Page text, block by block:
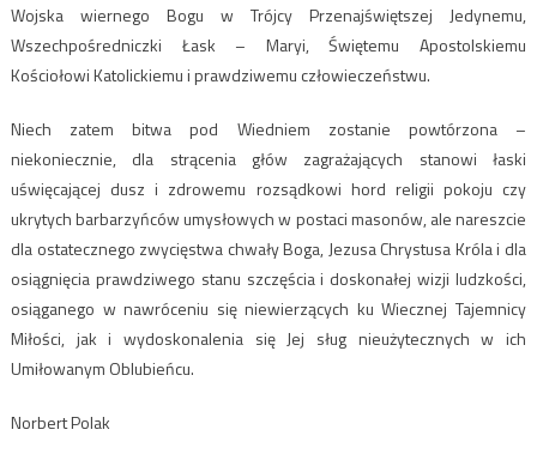
Wojska wiernego Bogu w Trójcy Przenajświętszej Jedynemu,
Wszechpośredniczki Łask – Maryi, Świętemu Apostolskiemu
Kościołowi Katolickiemu i prawdziwemu człowieczeństwu.
Niech zatem bitwa pod Wiedniem zostanie powtórzona –
niekoniecznie, dla strącenia głów zagrażających stanowi łaski
uświęcającej dusz i zdrowemu rozsądkowi hord religii pokoju czy
ukrytych barbarzyńców umysłowych w postaci masonów, ale nareszcie
dla ostatecznego zwycięstwa chwały Boga, Jezusa Chrystusa Króla i dla
osiągnięcia prawdziwego stanu szczęścia i doskonałej wizji ludzkości,
osiąganego w nawróceniu się niewierzących ku Wiecznej Tajemnicy
Miłości, jak i wydoskonalenia się Jej sług nieużytecznych w ich
Umiłowanym Oblubieńcu.
Norbert Polak